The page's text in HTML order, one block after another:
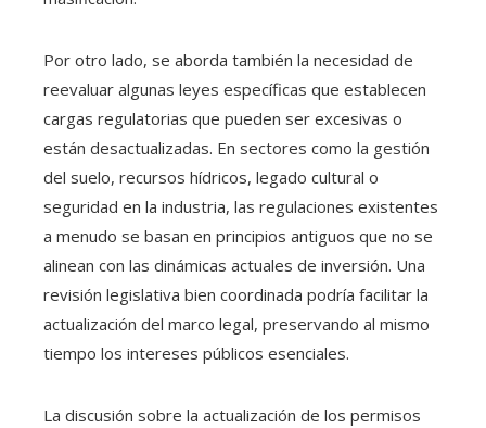
Por otro lado, se aborda también la necesidad de
reevaluar algunas leyes específicas que establecen
cargas regulatorias que pueden ser excesivas o
están desactualizadas. En sectores como la gestión
del suelo, recursos hídricos, legado cultural o
seguridad en la industria, las regulaciones existentes
a menudo se basan en principios antiguos que no se
alinean con las dinámicas actuales de inversión. Una
revisión legislativa bien coordinada podría facilitar la
actualización del marco legal, preservando al mismo
tiempo los intereses públicos esenciales.
La discusión sobre la actualización de los permisos